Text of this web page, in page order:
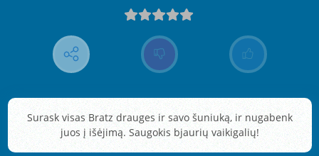
Surask visas Bratz drauges ir savo šuniuką, ir nugabenk
juos į išėjimą. Saugokis bjaurių vaikigalių!